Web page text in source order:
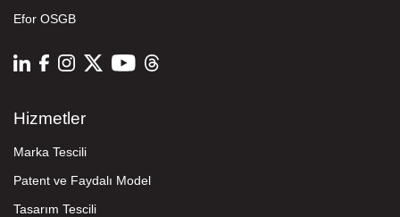
Efor OSGB
Hizmetler
Marka Tescili
Patent ve Faydalı Model
Tasarım Tescili